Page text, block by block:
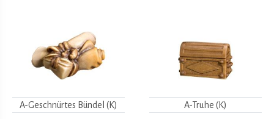
A-Geschnürtes Bündel (K) A-Truhe (K)